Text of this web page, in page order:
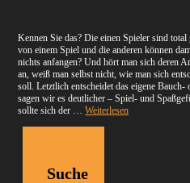
Kennen Sie das? Die einen Spieler sind total
von einem Spiel und die anderen können
nichts anfangen? Und hört man sich deren
an, weiß man selbst nicht, wie man sich
soll. Letztlich entscheidet das eigene Bauch-
sagen wir es deutlicher – Spiel- und
sollte sich der …Weiterlesen
Suche